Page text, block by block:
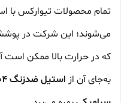
تمام محصولات تیوارکس با
می‌شوند؛ این شرکت در
که در حرارت بالا ممکن است
به‌جای آن از استیل ضدزنگ 304 و 316